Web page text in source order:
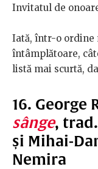
Invitatul de
Iată, într-o ordine
întâmplătoare,
listă mai scurtă,
16. George
sânge,
și Mihai-
Nemira